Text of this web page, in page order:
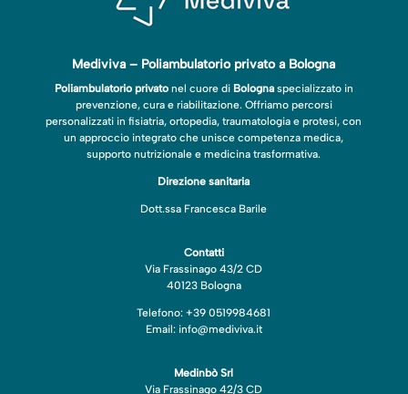
Mediviva – Poliambulatorio privato a Bologna
Poliambulatorio privatonel cuore di Bolognaspecializzato in
prevenzione, cura e riabilitazione. Offriamo percorsi
personalizzati in fisiatria, ortopedia, traumatologia e protesi, con
un approccio integrato che unisce competenza medica,
supporto nutrizionale e medicina trasformativa.
Direzione sanitaria
Dott.ssa Francesca Barile
Contatti
Via Frassinago 43/2 CD
40123 Bologna
Telefono: +39 0519984681
Email: info@mediviva.it
Medinbò Srl
Via Frassinago 42/3 CD